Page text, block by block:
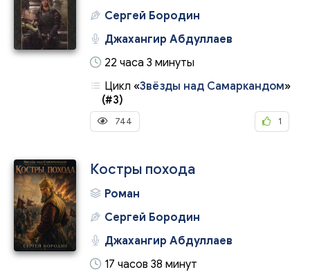
Сергей Бородин
Джахангир Абдуллаев
22 часа 3 минуты
Цикл «Звёзды над Самаркандом»
(#3)
744 1
Костры похода
Роман
Сергей Бородин
Джахангир Абдуллаев
17 часов 38 минут